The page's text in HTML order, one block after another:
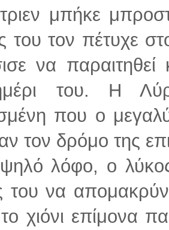
μπήκε
του τον πέτυχε
να
του. Η
που ο
τον δρόμο της
λόφο, ο
του να
χιόνι επίμονα